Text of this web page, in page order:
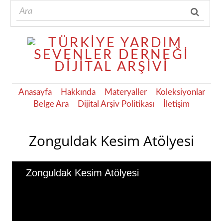
Anasayfa Hakkında Materyaller
Koleksiyonlar
Belge Ara
Dijital Arşiv Politikası İletişim
Zonguldak Kesim Atölyesi